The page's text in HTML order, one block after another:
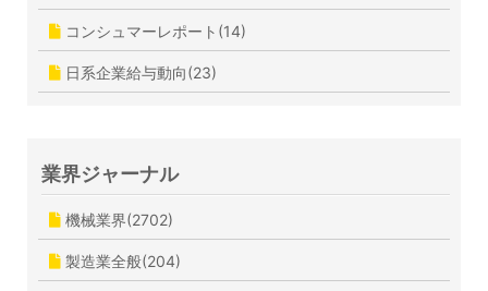
コンシュマーレポート(14)
日系企業給与動向(23)
業界ジャーナル
機械業界(2702)
製造業全般(204)